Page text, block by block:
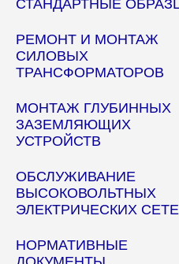
СТАНДАРТНЫЕ
РЕМОНТ И МОНТАЖ
СИЛОВЫХ
ТРАНСФОРМАТОРОВ
МОНТАЖ ГЛУБИННЫХ
ЗАЗЕМЛЯЮЩИХ
УСТРОЙСТВ
ОБСЛУЖИВАНИЕ
ВЫСОКОВОЛЬТНЫХ
ЭЛЕКТРИЧЕСКИХ
НОРМАТИВНЫЕ